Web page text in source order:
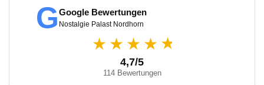
GGoogle Bewertungen
Nostalgie Palast Nordhorn
★★★★ ★
4,7/5
114 Bewertungen